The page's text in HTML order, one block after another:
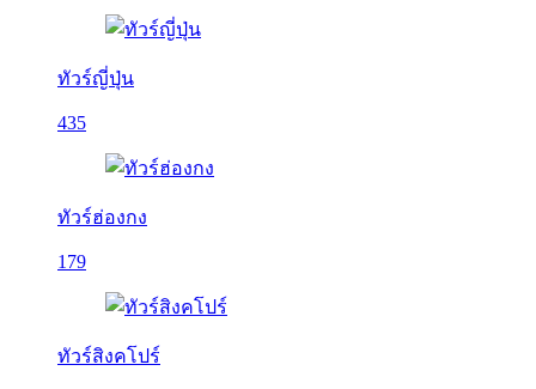
ทัวร์ญี่ปุ่น
435
ทัวร์ฮ่องกง
179
ทัวร์สิงคโปร์